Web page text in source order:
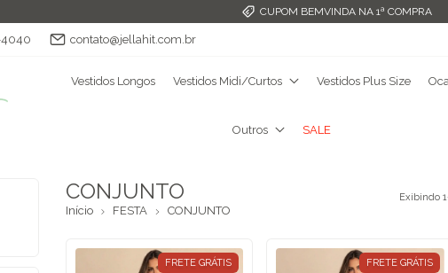
CUPOM BEMVINDA NA 1ª COMPRA
4040 contato@jellahit.com.br
Vestidos Longos Vestidos Midi/Curtos Vestidos Plus Size
Outros SALE
CONJUNTO
Início FESTA CONJUNTO
Exibindo
FRETE GRÁTIS FRETE GRÁTIS